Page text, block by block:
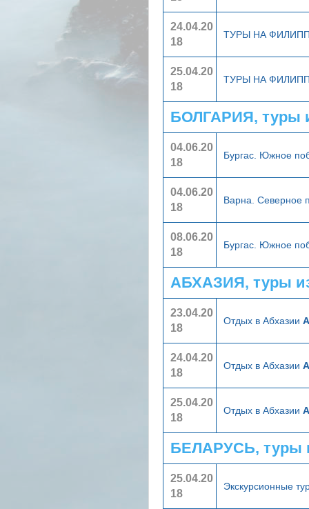
24.04.20
18
ТУРЫ НА
25.04.20
18
ТУРЫ НА
БОЛГАРИЯ, туры
04.06.20
18
Бургас. Южное
04.06.20
18
Варна. Северное
08.06.20
18
Бургас. Южное
АБХАЗИЯ, туры
23.04.20
18
Отдых в Абхазии
24.04.20
18
Отдых в Абхазии
25.04.20
18
Отдых в Абхазии
БЕЛАРУСЬ, туры
25.04.20
18
Экскурсионные